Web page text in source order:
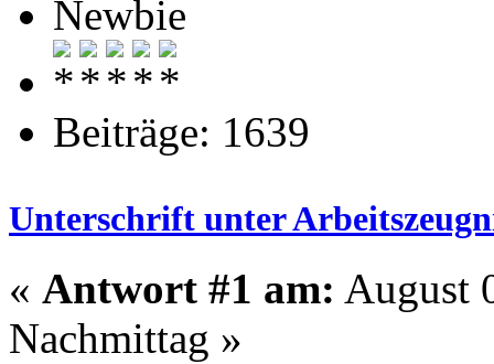
Newbie
Beiträge: 1639
Unterschrift unter
« Antwort #1 am: August
Nachmittag »